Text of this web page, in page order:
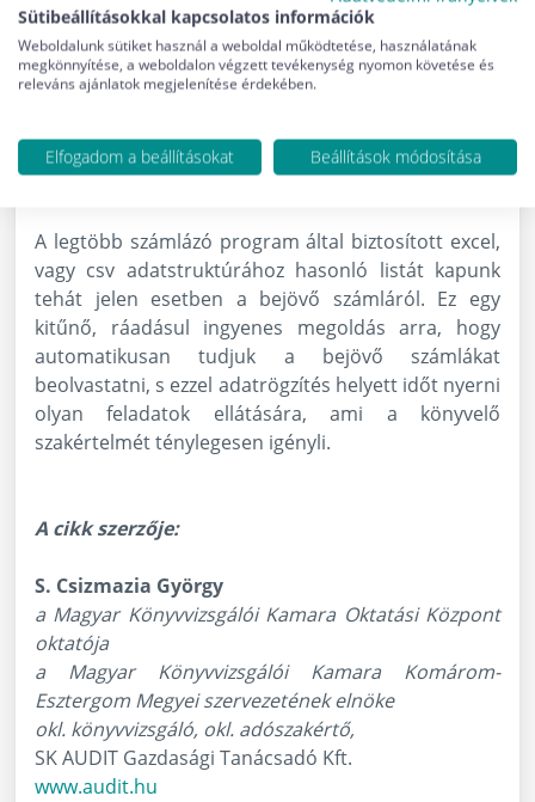
szerinti adózás
ÁFA összeg (a számla pénznemében)
ÁFA összeg (forintban)
Bruttó összeg (forintban)
ÁFA tartalom
A legtöbb számlázó program által biztosított excel,
vagy csv adatstruktúrához hasonló listát kapunk
tehát jelen esetben a bejövő számláról. Ez egy
kitűnő, ráadásul ingyenes megoldás arra, hogy
automatikusan tudjuk a bejövő számlákat
beolvastatni, s ezzel adatrögzítés helyett időt nyerni
olyan feladatok ellátására, ami a könyvelő
szakértelmét ténylegesen igényli.
A cikk szerzője:
S. Csizmazia György
a Magyar Könyvvizsgálói Kamara Oktatási Központ
oktatója
a Magyar Könyvvizsgálói Kamara Komárom-
Esztergom Megyei szervezetének elnöke
okl. könyvvizsgáló, okl. adószakértő,
SK AUDIT Gazdasági Tanácsadó Kft.
www.audit.hu
Sütibeállításokkal kapcsolatos információk
Weboldalunk sütiket használ a weboldal működtetése, használatának
megkönnyítése, a weboldalon végzett tevékenység nyomon követése és
releváns ajánlatok megjelenítése érdekében.
Elfogadom a beállításokat Beállítások módosítása